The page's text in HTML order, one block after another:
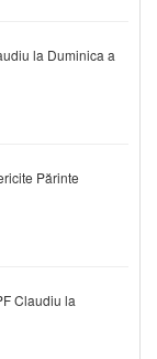
la Duminica a
Părinte
Claudiu la